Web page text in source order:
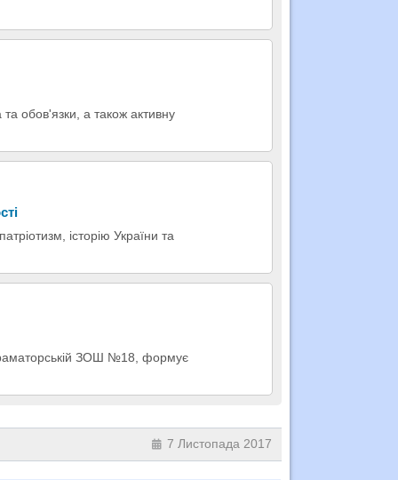
обов'язки, а також активну
історію України та
ЗОШ №18, формує
7 Листопада 2017